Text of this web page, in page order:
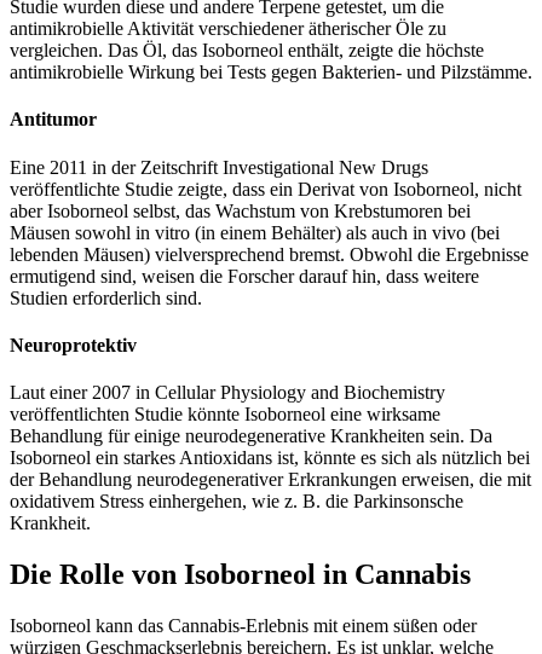
Studie wurden diese und andere Terpene getestet, um die
antimikrobielle Aktivität verschiedener ätherischer Öle zu
vergleichen. Das Öl, das Isoborneol enthält, zeigte die höchste
antimikrobielle Wirkung bei Tests gegen Bakterien- und Pilzstämme.
Antitumor
Eine 2011 in der Zeitschrift Investigational New Drugs
veröffentlichte Studie zeigte, dass ein Derivat von Isoborneol, nicht
aber Isoborneol selbst, das Wachstum von Krebstumoren bei
Mäusen sowohl in vitro (in einem Behälter) als auch in vivo (bei
lebenden Mäusen) vielversprechend bremst. Obwohl die Ergebnisse
ermutigend sind, weisen die Forscher darauf hin, dass weitere
Studien erforderlich sind.
Neuroprotektiv
Laut einer 2007 in Cellular Physiology and Biochemistry
veröffentlichten Studie könnte Isoborneol eine wirksame
Behandlung für einige neurodegenerative Krankheiten sein. Da
Isoborneol ein starkes Antioxidans ist, könnte es sich als nützlich bei
der Behandlung neurodegenerativer Erkrankungen erweisen, die mit
oxidativem Stress einhergehen, wie z. B. die Parkinsonsche
Krankheit.
Die Rolle von Isoborneol in Cannabis
Isoborneol kann das Cannabis-Erlebnis mit einem süßen oder
würzigen Geschmackserlebnis bereichern. Es ist unklar, welche